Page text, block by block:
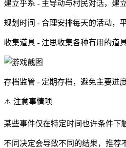
建立乎系 - 主导动与村民对话，建
规划时间 - 合理安排每天的活动，
收集道具 - 注思收集各种有用的道
存档监管 - 定期存档，避免主要进
⚠️ 注意事情项
某些事件仅在特定时间也许条件下
不同决定会导致不同的结果，推荐